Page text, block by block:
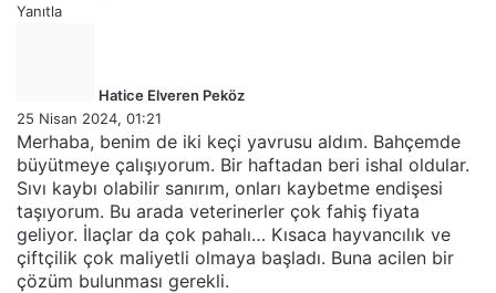
Yanıtla
Hatice Elveren Peköz
25 Nisan 2024, 01:21
Merhaba, benim de iki keçi yavrusu aldım. Bahçemde
büyütmeye çalışıyorum. Bir haftadan beri ishal oldular.
Sıvı kaybı olabilir sanırım, onları kaybetme endişesi
taşıyorum. Bu arada veterinerler çok fahiş fiyata
geliyor. İlaçlar da çok pahalı… Kısaca hayvancılık ve
çiftçilik çok maliyetli olmaya başladı. Buna acilen bir
çözüm bulunması gerekli.